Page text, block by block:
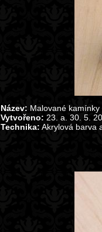
Název: Malované kamínky
Vytvořeno: 23. a. 30. 5.
Technika: Akrylová barva